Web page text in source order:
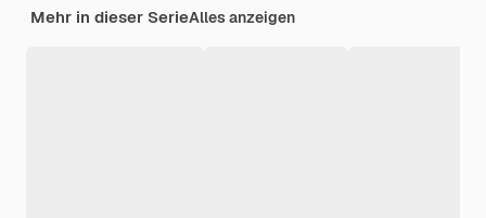
Mehr in dieser SerieAlles anzeigen